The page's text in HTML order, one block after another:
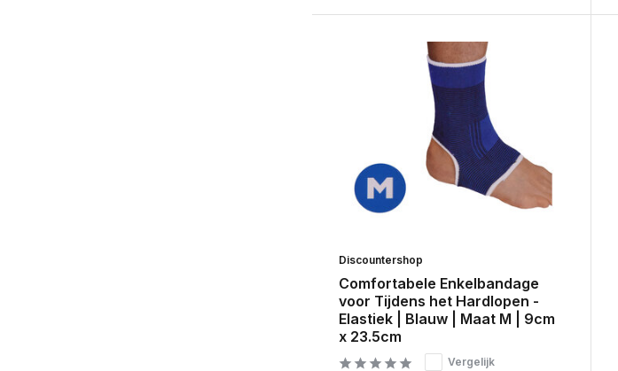
Discountershop
Comfortabele Enkelbandage
voor Tijdens het Hardlopen -
Elastiek | Blauw | Maat M | 9cm
x 23.5cm
Vergelijk